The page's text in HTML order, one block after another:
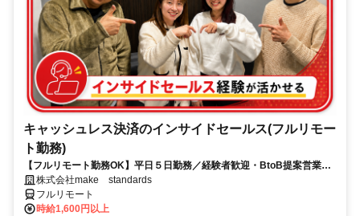
キャッシュレス決済のインサイドセールス(フルリモー
ト勤務)
【フルリモート勤務OK】平日５日勤務／経験者歓迎・BtoB提案営業で
スキルアップ
株式会社make standards
フルリモート
時給1,600円以上